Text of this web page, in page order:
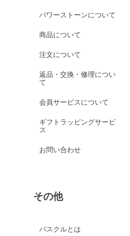
パワーストーンについて
商品について
注文について
返品・交換・修理につい
て
会員サービスについて
ギフトラッピングサービ
ス
お問い合わせ
その他
パスクルとは